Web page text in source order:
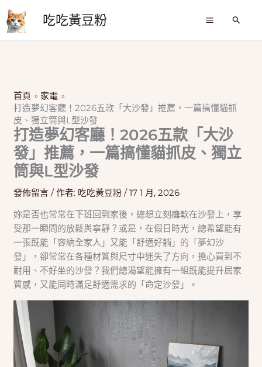
至
主
吃吃黃豆粉
搜
首頁
家電
打造夢幻客廳！2026五款「大沙發」推薦，一篇搞懂貓抓
皮、獨立筒與L型沙發
打造夢幻客廳！2026五款「大沙
發」推薦，一篇搞懂貓抓皮、獨立
筒與L型沙發
發佈留言 / 作者: 吃吃黃豆粉/17 1 月, 2026
妳是否也常常在下班回到家後，總想立刻癱軟在沙發上，享
受那一瞬間的放鬆與寧靜？或是，在假日時光，總希望能有
一張既能「容納全家人」又能「舒適好躺」的「夢幻沙
發」，卻常常在各種材質與尺寸中迷失了方向，擔心買到不
耐用、不好坐的沙發？我們總渴望能擁有一組既能提升居家
質感，又能同時滿足舒適需求的「命定沙發」。